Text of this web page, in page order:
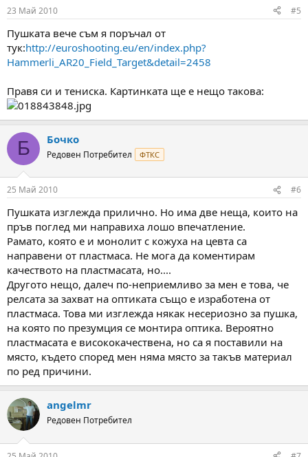
23 Май 2010 #5
Пушката вече съм я поръчал от
тук:http://euroshooting.eu/en/index.php?
Hammerli_AR20_Field_Target&detail=2458
Правя си и тениска. Картинката ще е нещо такова:
Б Бочко
Редовен Потребител ФТКС
25 Май 2010 #6
Пушката изглежда прилично. Но има две неща, които на
пръв поглед ми направиха лошо впечатление.
Рамато, която е и монолит с кожуха на цевта са
направени от пластмаса. Не мога да коментирам
качеството на пластмасата, но....
Другото нещо, далеч по-неприемливо за мен е това, че
релсата за захват на оптиката също е изработена от
пластмаса. Това ми изглежда някак несериозно за пушка,
на която по презумция се монтира оптика. Вероятно
пластмасата е висококачествена, но са я поставили на
място, където според мен няма място за такъв материал
по ред причини.
angelmr
Редовен Потребител